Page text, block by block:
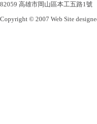
82059 高雄市岡山區本工五路1
Copyright © 2007 Web Site